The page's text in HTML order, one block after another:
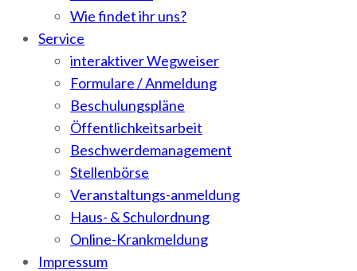
Wie findet ihr uns?
Service
interaktiver Wegweiser
Formulare / Anmeldung
Beschulungspläne
Öffentlichkeitsarbeit
Beschwerdemanagement
Stellenbörse
Veranstaltungs-anmeldung
Haus- & Schulordnung
Online-Krankmeldung
Impressum